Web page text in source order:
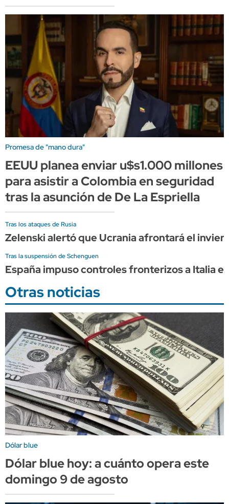
Promesa de "mano dura"
EEUU planea enviar u$s1.000 millones
para asistir a Colombia en seguridad
tras la asunción de De La Espriella
Tras los ataques de Rusia
Zelenski alertó que Ucrania afrontará el
Tras la suspensión de Schenguen
España impuso controles fronterizos a Italia
Otras noticias
Dólar blue
Dólar blue hoy: a cuánto opera este
domingo 9 de agosto